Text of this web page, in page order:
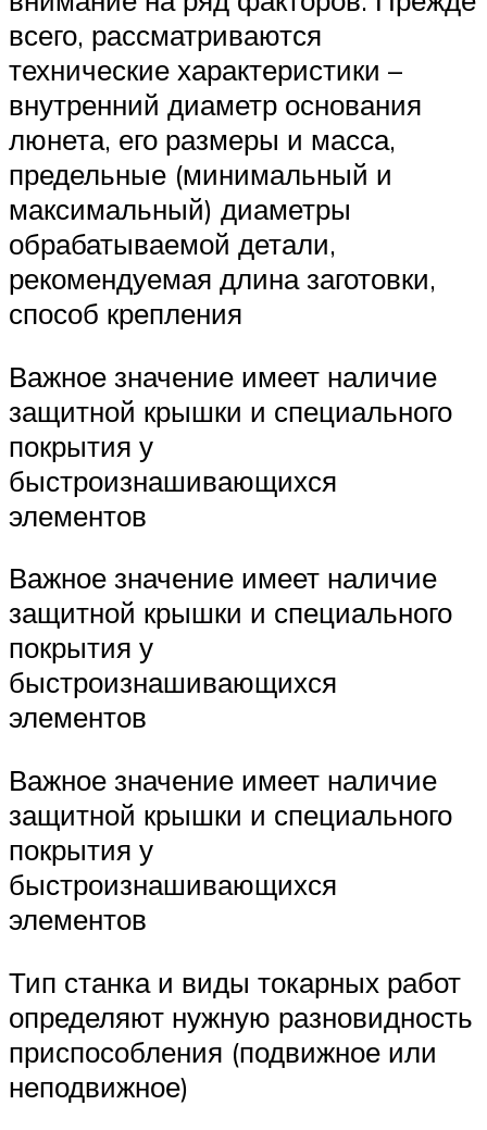
всего, рассматриваются
технические характеристики –
внутренний диаметр основания
люнета, его размеры и масса,
предельные (минимальный и
максимальный) диаметры
обрабатываемой детали,
рекомендуемая длина заготовки,
способ крепления
Важное значение имеет наличие
защитной крышки и специального
покрытия у
быстроизнашивающихся
элементов
Важное значение имеет наличие
защитной крышки и специального
покрытия у
быстроизнашивающихся
элементов
Важное значение имеет наличие
защитной крышки и специального
покрытия у
быстроизнашивающихся
элементов
Тип станка и виды токарных работ
определяют нужную разновидность
приспособления (подвижное или
неподвижное)